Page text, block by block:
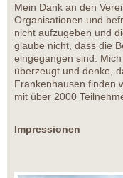
Mein Dank an den
Organisationen und
nicht aufzugeben und
glaube nicht, dass die
eingegangen sind.
überzeugt und denke,
Frankenhausen finden
mit über 2000
Impressionen